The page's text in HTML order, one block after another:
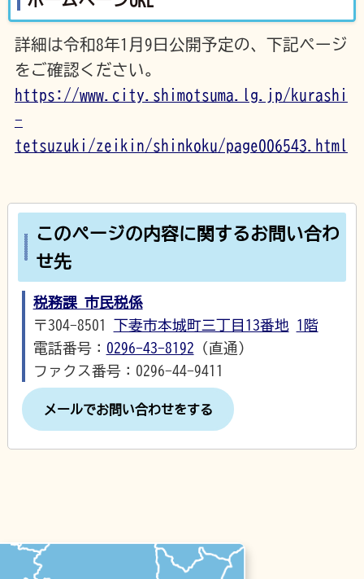
詳細は令和8年1月9日公開予定の、下記ページ
をご確認ください。
https://www.city.shimotsuma.lg.jp/kurashi
-
tetsuzuki/zeikin/shinkoku/page006543.html
このページの内容に関するお問い合わ
せ先
税務課 市民税係
〒304-8501
下妻市本城町三丁目13番地 1階
電話番号： 0296-43-8192 （直通）
ファクス番号：0296-44-9411
メールでお問い合わせをする